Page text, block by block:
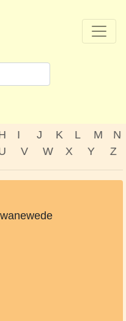
I J K L M
N
V W X Y Z